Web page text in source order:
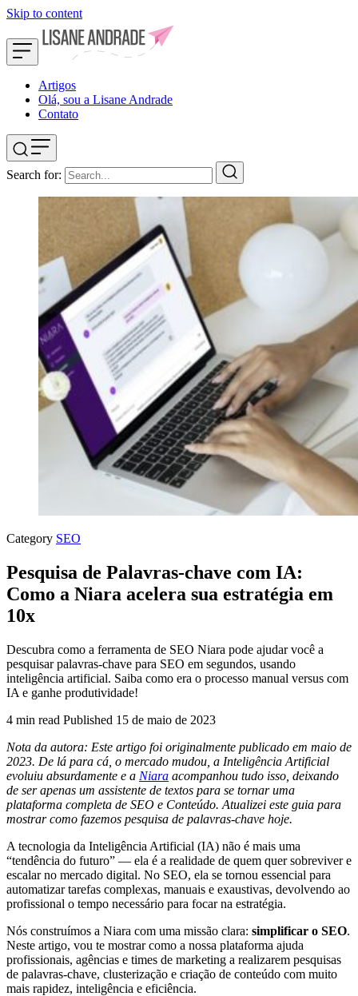
Skip to content
Artigos
Olá, sou a Lisane Andrade
Contato
Search for:
Category SEO
Pesquisa de Palavras-chave com IA:
Como a Niara acelera sua estratégia em
10x
Descubra como a ferramenta de SEO Niara pode ajudar você a
pesquisar palavras-chave para SEO em segundos, usando
inteligência artificial. Saiba como era o processo manual versus com
IA e ganhe produtividade!
4 min read Published 15 de maio de 2023
Nota da autora: Este artigo foi originalmente publicado em maio de
2023. De lá para cá, o mercado mudou, a Inteligência Artificial
evoluiu absurdamente e a Niara acompanhou tudo isso, deixando
de ser apenas um assistente de textos para se tornar uma
plataforma completa de SEO e Conteúdo. Atualizei este guia para
mostrar como fazemos pesquisa de palavras-chave hoje.
A tecnologia da Inteligência Artificial (IA) não é mais uma
“tendência do futuro” — ela é a realidade de quem quer sobreviver e
escalar no mercado digital. No SEO, ela se tornou essencial para
automatizar tarefas complexas, manuais e exaustivas, devolvendo ao
profissional o tempo necessário para focar na estratégia.
Nós construímos a Niara com uma missão clara: simplificar o SEO.
Neste artigo, vou te mostrar como a nossa plataforma ajuda
profissionais, agências e times de marketing a realizarem pesquisas
de palavras-chave, clusterização e criação de conteúdo com muito
mais rapidez, inteligência e eficiência.